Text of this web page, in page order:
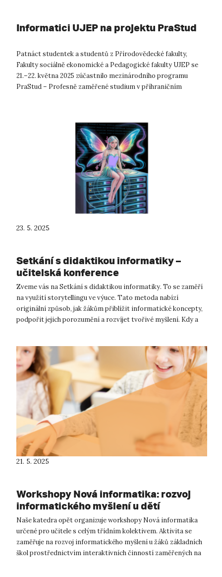
Informatici UJEP na projektu PraStud
Patnáct studentek a studentů z Přírodovědecké fakulty,
Fakulty sociálně ekonomické a Pedagogické fakulty UJEP se
21.–22. května 2025 zúčastnilo mezinárodního programu
PraStud – Profesně zaměřené studium v příhraničním
23. 5. 2025
Setkání s didaktikou informatiky –
učitelská konference
Zveme vás na Setkání s didaktikou informatiky. To se zaměří
na využití storytellingu ve výuce. Tato metoda nabízí
originální způsob, jak žákům přiblížit informatické koncepty,
podpořit jejich porozumění a rozvíjet tvořivé myšlení. Kdy a
21. 5. 2025
Workshopy Nová informatika: rozvoj
informatického myšlení u dětí
Naše katedra opět organizuje workshopy Nová informatika
určené pro učitele s celým třídním kolektivem. Aktivita se
zaměřuje na rozvoj informatického myšlení u žáků základních
škol prostřednictvím interaktivních činností zaměřených na